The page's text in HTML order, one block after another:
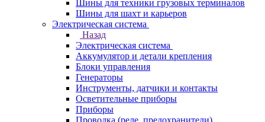
Шины для техники грузовых терминалов
Шины для шахт и карьеров
Электрическая система
Назад
Электрическая система
Аккумулятор и детали крепления
Блоки управления
Генераторы
Инструменты, датчики и контакты
Осветительные приборы
Приборы
Проводка (реле, предохранители)